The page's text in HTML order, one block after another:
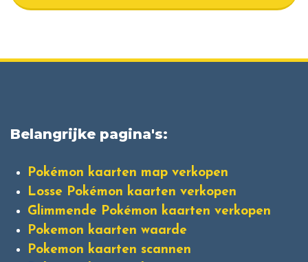
Belangrijke pagina's:
Pokémon kaarten map verkopen
Losse Pokémon kaarten verkopen
Glimmende Pokémon kaarten verkopen
Pokemon kaarten waarde
Pokemon kaarten scannen